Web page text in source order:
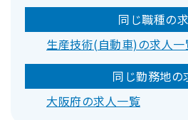
同じ職種の
生産技術(自動車)の求人一
同じ勤務地の
大阪府の求人一覧